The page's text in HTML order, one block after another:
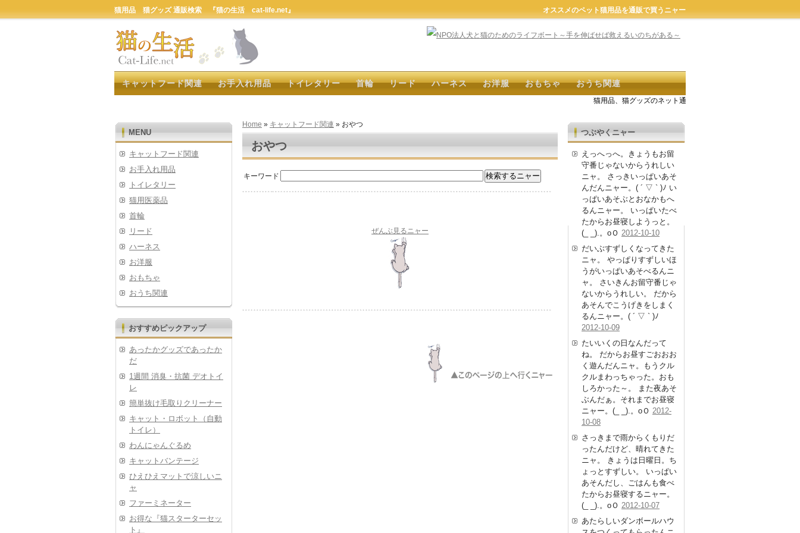
猫用品 猫グッズ 通販検索 『猫の生活 cat-life.net』 オススメのペット猫用品を通販で買うニャー
キャットフード関連 お手入れ用品 トイレタリー 首輪 リード ハーネス お洋服 おもちゃ おうち関連
猫用品、猫グッズのネット通販商品が探せるよ。キーワード検
Home » キャットフード関連 » おやつ
おやつ
キーワード
ぜんぶ見るニャー
つぶやくニャー
えっへっへ。きょうもお留
守番じゃないからうれしい
ニャ。 さっきいっぱいあそ
んだんニャー。( ´ ▽ ` )ﾉ い
っぱいあそぶとおなかもへ
るんニャー。 いっぱいたべ
たからお昼寝しようっと。
(_ _).。oＯ 2012-10-10
だいぶすずしくなってきた
ニャ。 やっぱりすずしいほ
うがいっぱいあそべるんニ
ャ。 さいきんお留守番じゃ
ないからうれしい。 だから
あそんでこうげきをしまく
るんニャー。( ´ ▽ ` )ﾉ
2012-10-09
たいいくの日なんだって
ね。 だからお昼すごおおお
く遊んだんニャ。もうクル
クルまわっちゃった。おも
しろかった～。 また夜あそ
ぶんだぁ。それまでお昼寝
ニャー。(_ _).。oＯ 2012-
10-08
さっきまで雨からくもりだ
ったんだけど、晴れてきた
ニャ。 きょうは日曜日。ち
ょっとすずしい。 いっぱい
あそんだし、ごはんも食べ
たからお昼寝するニャー。
(_ _).。oＯ 2012-10-07
あたらしいダンボールハウ
MENU
キャットフード関連
お手入れ用品
トイレタリー
猫用医薬品
首輪
リード
ハーネス
お洋服
おもちゃ
おうち関連
おすすめピックアップ
あったかグッズであったか
だ
1週間 消臭・抗菌 デオトイ
レ
簡単抜け毛取りクリーナー
キャット・ロボット（自動
トイレ）
わんにゃんぐるめ
キャットバンテージ
ひえひえマットで涼しいニ
ャ
ファーミネーター
お得な『猫スターターセッ
ト』